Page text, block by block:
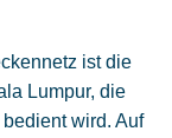
ist die
Lumpur, die
wird. Auf